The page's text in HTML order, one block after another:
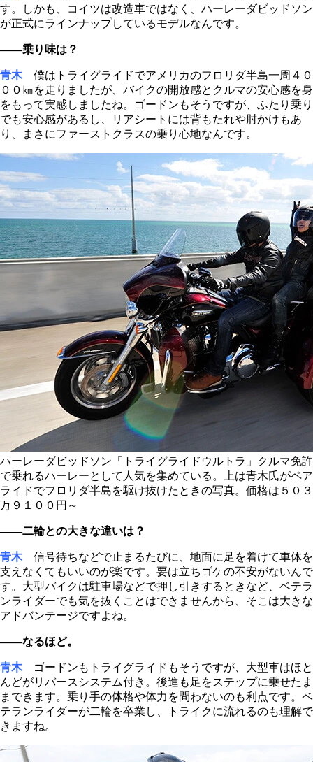
す。しかも、コイツは改造車ではなく、ハーレーダビッドソン
が正式にラインナップしているモデルなんです。
――乗り味は？
青木僕はトライグライドでアメリカのフロリダ半島一周４０
００㎞を走りましたが、バイクの開放感とクルマの安心感を身
をもって実感しましたね。ゴードンもそうですが、ふたり乗り
でも安心感があるし、リアシートには背もたれや肘かけもあ
り、まさにファーストクラスの乗り心地なんです。
ハーレーダビッドソン「トライグライドウルトラ」クルマ免許
で乗れるハーレーとして人気を集めている。上は青木氏がペア
ライドでフロリダ半島を駆け抜けたときの写真。価格は５０３
万９１００円～
――二輪との大きな違いは？
青木信号待ちなどで止まるたびに、地面に足を着けて車体を
支えなくてもいいのが楽です。要は立ちゴケの不安がないんで
す。大型バイクは駐車場などで押し引きするときなど、ベテラ
ンライダーでも気を抜くことはできませんから、そこは大きな
アドバンテージですよね。
――なるほど。
青木ゴードンもトライグライドもそうですが、大型車はほと
んどがリバースシステム付き。後進も足をステップに乗せたま
まできます。乗り手の体格や体力を問わないのも利点です。ベ
テランライダーが二輪を卒業し、トライクに流れるのも理解で
きますね。